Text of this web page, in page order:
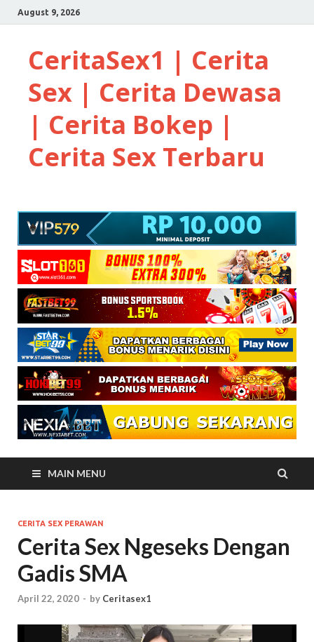
August 9, 2026
CeritaSex1 | Cerita
Sex | Cerita Dewasa
| Cerita Bokep |
Cerita Sex Terbaru
MAIN MENU
CERITA SEX PERAWAN
Cerita Sex Ngeseks Dengan
Gadis SMA
April 22, 2020 - by Ceritasex1